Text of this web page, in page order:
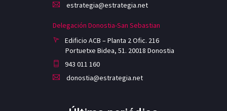
estrategia@estrategia.net
Delegación Donostia-San Sebastian
Edificio ACB – Planta 2 Ofic. 216
Portuetxe Bidea, 51. 20018 Donostia
943 011 160
donostia@estrategia.net